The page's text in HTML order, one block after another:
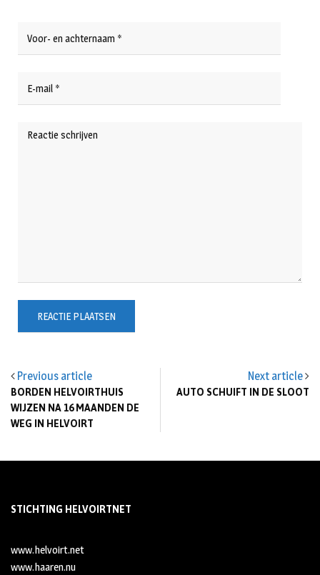
Previous article
BORDEN HELVOIRTHUIS
WIJZEN NA 16 MAANDEN DE
WEG IN HELVOIRT
Next article
AUTO SCHUIFT IN DE SLOOT
STICHTING HELVOIRTNET
www.helvoirt.net
www.haaren.nu